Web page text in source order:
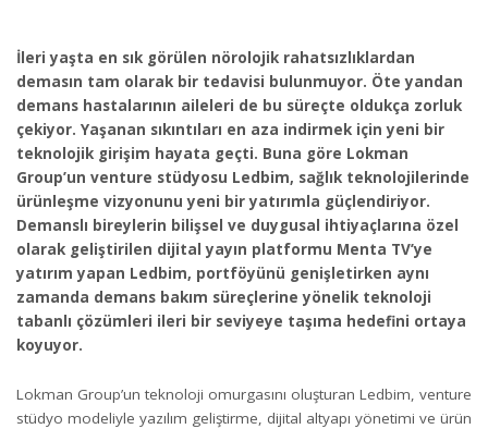
İleri yaşta en sık görülen nörolojik rahatsızlıklardan
demasın tam olarak bir tedavisi bulunmuyor. Öte yandan
demans hastalarının aileleri de bu süreçte oldukça zorluk
çekiyor. Yaşanan sıkıntıları en aza indirmek için yeni bir
teknolojik girişim hayata geçti. Buna göre Lokman
Group’un venture stüdyosu Ledbim, sağlık teknolojilerinde
ürünleşme vizyonunu yeni bir yatırımla güçlendiriyor.
Demanslı bireylerin bilişsel ve duygusal ihtiyaçlarına özel
olarak geliştirilen dijital yayın platformu Menta TV’ye
yatırım yapan Ledbim, portföyünü genişletirken aynı
zamanda demans bakım süreçlerine yönelik teknoloji
tabanlı çözümleri ileri bir seviyeye taşıma hedefini ortaya
koyuyor.
Lokman Group’un teknoloji omurgasını oluşturan Ledbim, venture
stüdyo modeliyle yazılım geliştirme, dijital altyapı yönetimi ve ürün